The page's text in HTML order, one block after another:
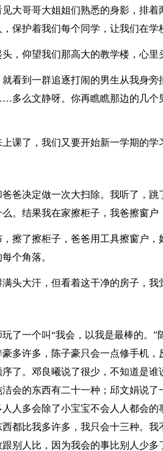
大哥哥大姐姐们熟悉的身影，排
保护着我们每个同学，让我们在学
，仰望我们那高大的教学楼，心里
看到一群追逐打闹的男生从我身
多么文静呀。你再瞧瞧那边的几
课了，我们又要开始新一学期的学
爸决定做一次大扫除。我听了，
。结果我在家擦柜子，我爸擦窗户
擦了擦柜子，爸爸用工具擦窗户
个角落。
头大汗，但看着这干净的房子，我
了一个叫“我会，以我是最棒的。
多许多，陈子豪只会一点修手机
了。邓良曦说了很少，不知道是谁
会的东西有二十一种；邱文娟说
人多会除了小宝宝不会人人都会
都比我多许多，我只会十三种。
别人比，因为我会的事比别人少